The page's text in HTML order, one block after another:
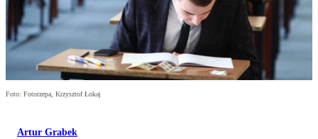
Foto: Fotorzepa, Krzysztof Łokaj
Artur Grabek